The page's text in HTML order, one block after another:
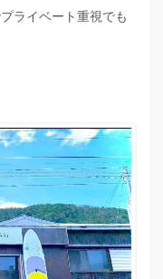
ライベート重視でも